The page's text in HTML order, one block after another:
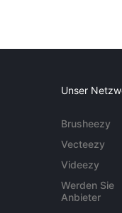
Unser
Brusheezy
Vecteezy
Videezy
Werden Sie
Anbieter